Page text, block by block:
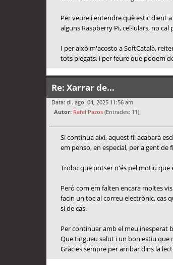
Per veure i entendre què estic dient
alguns Raspberry Pi, cel·lulars, no
I per això m'acosto a SoftCatalà,
tots plegats, i per feure que podem
Re: Xarrar de...
Data: dl. ago. 04, 2025 11:56 am
Autor: Rafel Pazos (Entrades: 11)
Si continua així, aquest fil acabarà
em penso, en especial, per a gent
Trobo que potser n'és pel motiu que
Però com em falten encara moltes
facin un toc al correu electrònic, cas
si de cas.
Per continuar amb el meu inesperat
Que tingueu salut i un bon estiu que
Gràcies sempre per arribar dins la